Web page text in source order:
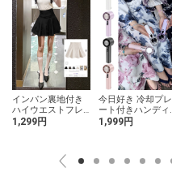
インパン裏地付き
ハイウエストフレ
アミニスカート
1,299円
今日好き 冷却プレ
ート付きハンディ
ファン
1,999円